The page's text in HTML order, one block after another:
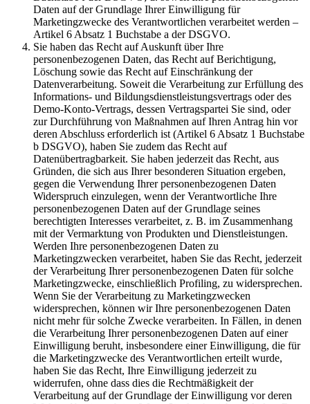
Daten auf der Grundlage Ihrer Einwilligung für
Marketingzwecke des Verantwortlichen verarbeitet werden –
Artikel 6 Absatz 1 Buchstabe a der DSGVO.
Sie haben das Recht auf Auskunft über Ihre
personenbezogenen Daten, das Recht auf Berichtigung,
Löschung sowie das Recht auf Einschränkung der
Datenverarbeitung. Soweit die Verarbeitung zur Erfüllung des
Informations- und Bildungsdienstleistungsvertrags oder des
Demo-Konto-Vertrags, dessen Vertragspartei Sie sind, oder
zur Durchführung von Maßnahmen auf Ihren Antrag hin vor
deren Abschluss erforderlich ist (Artikel 6 Absatz 1 Buchstabe
b DSGVO), haben Sie zudem das Recht auf
Datenübertragbarkeit. Sie haben jederzeit das Recht, aus
Gründen, die sich aus Ihrer besonderen Situation ergeben,
gegen die Verwendung Ihrer personenbezogenen Daten
Widerspruch einzulegen, wenn der Verantwortliche Ihre
personenbezogenen Daten auf der Grundlage seines
berechtigten Interesses verarbeitet, z. B. im Zusammenhang
mit der Vermarktung von Produkten und Dienstleistungen.
Werden Ihre personenbezogenen Daten zu
Marketingzwecken verarbeitet, haben Sie das Recht, jederzeit
der Verarbeitung Ihrer personenbezogenen Daten für solche
Marketingzwecke, einschließlich Profiling, zu widersprechen.
Wenn Sie der Verarbeitung zu Marketingzwecken
widersprechen, können wir Ihre personenbezogenen Daten
nicht mehr für solche Zwecke verarbeiten. In Fällen, in denen
die Verarbeitung Ihrer personenbezogenen Daten auf einer
Einwilligung beruht, insbesondere einer Einwilligung, die für
die Marketingzwecke des Verantwortlichen erteilt wurde,
haben Sie das Recht, Ihre Einwilligung jederzeit zu
widerrufen, ohne dass dies die Rechtmäßigkeit der
Verarbeitung auf der Grundlage der Einwilligung vor deren